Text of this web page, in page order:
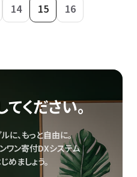
14 15 16
ください。
に、もっと自由に。
ワン寄付DXシステム
めましょう。